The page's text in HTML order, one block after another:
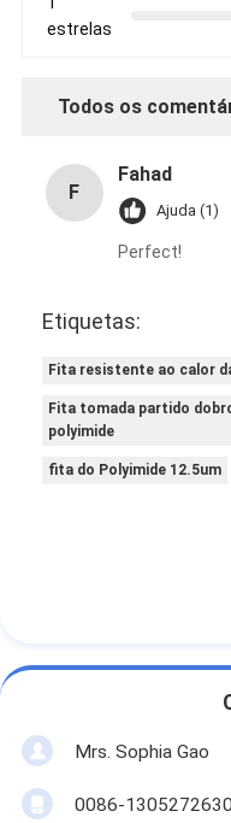
estrelas
Todos os
F
Fahad
Ajuda (1)
Perfect!
Etiquetas:
Fita resistente ao calor
Fita tomada partido
polyimide
fita do Polyimide 12.5um
Mrs. Sophia Gao
0086-